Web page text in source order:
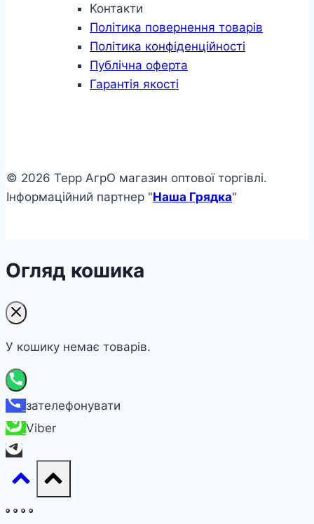
Контакти
Політика повернення товарів
Політика конфіденційності
Публічна оферта
Гарантія якості
© 2026 Терр АгрО магазин оптової торгівлі.
Інформаційний партнер "Наша Грядка"
Огляд кошика
У кошику немає товарів.
зателефонувати
Viber